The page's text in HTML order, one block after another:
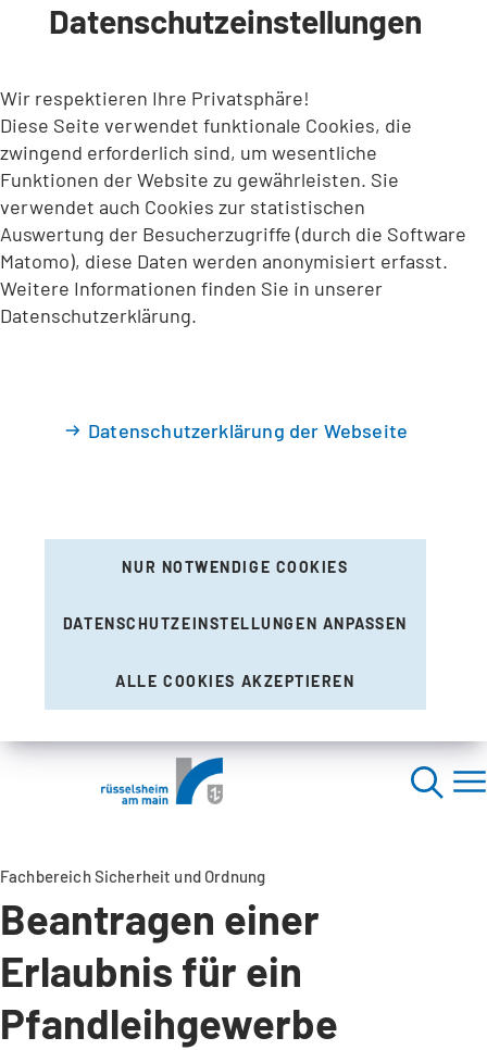
INHALT ANSPRINGEN
Datenschutzeinstellungen
Wir respektieren Ihre Privatsphäre!
Diese Seite verwendet funktionale Cookies, die
zwingend erforderlich sind, um wesentliche
Funktionen der Website zu gewährleisten. Sie
verwendet auch Cookies zur statistischen
Auswertung der Besucherzugriffe (durch die Software
Matomo), diese Daten werden anonymisiert erfasst.
Weitere Informationen finden Sie in unserer
Datenschutzerklärung.
Datenschutzerklärung der Webseite
NUR NOTWENDIGE COOKIES
DATENSCHUTZEINSTELLUNGEN ANPASSEN
ALLE COOKIES AKZEPTIEREN
Fachbereich Sicherheit und Ordnung
Beantragen einer
Erlaubnis für ein
Pfandleihgewerbe